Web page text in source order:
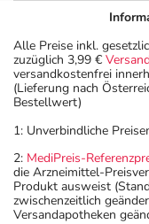
Alle Preise inkl.
zuzüglich 3,99 €
versandkostenfrei
(Lieferung nach
Bestellwert)
1: Unverbindliche
2: MediPreis-
die Arzneimittel-
Produkt ausweist
zwischenzeitlich
Versandapotheken